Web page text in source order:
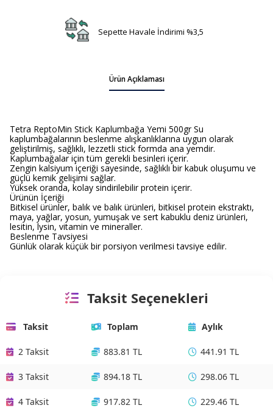
Sepette Havale İndirimi %3,5
Ürün Açıklaması
Tetra ReptoMin Stick Kaplumbağa Yemi 500gr Su
kaplumbağalarının beslenme alışkanlıklarına uygun olarak
geliştirilmiş, sağlıklı, lezzetli stick formda ana yemdir.
Kaplumbağalar için tüm gerekli besinleri içerir.
Zengin kalsiyum içeriği sayesinde, sağlıklı bir kabuk oluşumu ve
güçlü kemik gelişimi sağlar.
Yüksek oranda, kolay sindirilebilir protein içerir.
Ürünün İçeriği
Bitkisel ürünler, balık ve balık ürünleri, bitkisel protein ekstraktı,
maya, yağlar, yosun, yumuşak ve sert kabuklu deniz ürünleri,
lesitin, lysin, vitamin ve mineraller.
Beslenme Tavsiyesi
Günlük olarak küçük bir porsiyon verilmesi tavsiye edilir.
Taksit Seçenekleri
Taksit Toplam Aylık
2 Taksit 883.81 TL 441.91 TL
3 Taksit 894.18 TL 298.06 TL
4 Taksit 917.82 TL 229.46 TL